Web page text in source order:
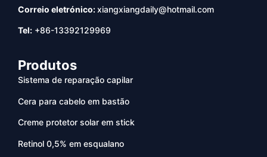
Correio eletrónico:xiangxiangdaily@hotmail.com
Tel: +86-13392129969
Produtos
Sistema de reparação capilar
Cera para cabelo em bastão
Creme protetor solar em stick
Retinol 0,5% em esqualano